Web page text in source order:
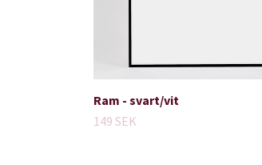
Ram - svart/vit
149 SEK